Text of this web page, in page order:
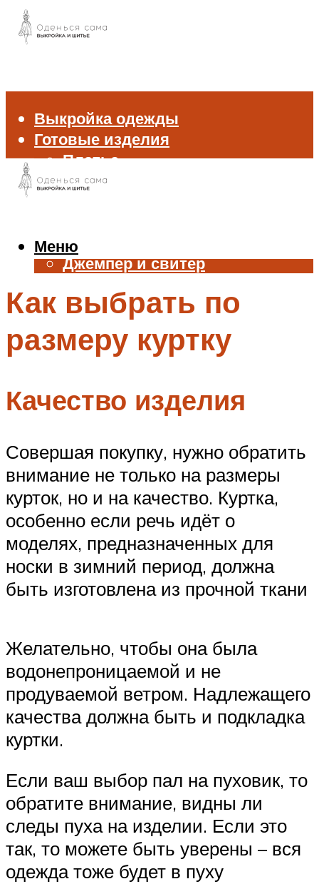
Выкройка одежды
Готовые изделия
Платье
Брюки
Жилет
Джемпер и свитер
Аксессуары
Меню
Меню
Как выбрать по
размеру куртку
Качество изделия
Совершая покупку, нужно обратить
внимание не только на размеры
курток, но и на качество. Куртка,
особенно если речь идёт о
моделях, предназначенных для
носки в зимний период, должна
быть изготовлена из прочной ткани
Желательно, чтобы она была
водонепроницаемой и не
продуваемой ветром. Надлежащего
качества должна быть и подкладка
куртки.
Если ваш выбор пал на пуховик, то
обратите внимание, видны ли
следы пуха на изделии. Если это
так, то можете быть уверены – вся
одежда тоже будет в пуху